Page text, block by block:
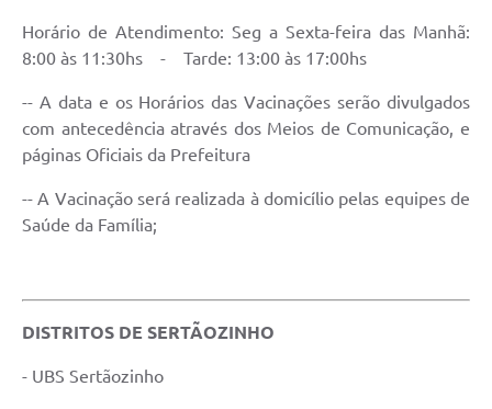
Horário de Atendimento: Seg a Sexta-feira das Manhã:
8:00 às 11:30hs - Tarde: 13:00 às 17:00hs
-- A data e os Horários das Vacinações serão divulgados
com antecedência através dos Meios de Comunicação, e
páginas Oficiais da Prefeitura
-- A Vacinação será realizada à domicílio pelas equipes de
Saúde da Família;
DISTRITOS DE SERTÃOZINHO
- UBS Sertãozinho